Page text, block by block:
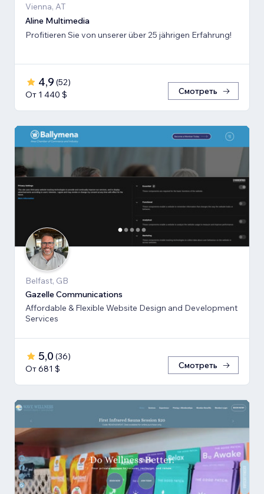
Vienna, AT
Aline Multimedia
Profitieren Sie von unserer über 25 jährigen Erfahrung!
4,9 (52)
От 1 440 $
Смотреть
Belfast, GB
Gazelle Communications
Affordable & Flexible Website Design and Development
Services
5,0 (36)
От 681 $
Смотреть